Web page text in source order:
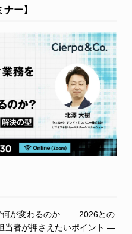
ー】
何が変わるのか ― 2026との
当者が押さえたいポイント ―